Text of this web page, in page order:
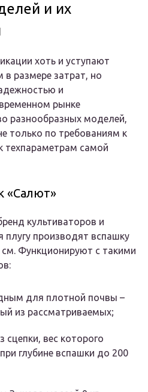
и их
хоть и уступают
размере затрат, но
и
рынке
разнообразных моделей,
только по требованиям к
техпараметрам самой
«Салют»
культиваторов и
производят вспашку
Функционируют с такими
для плотной почвы –
из рассматриваемых;
сцепки, вес которого
глубине вспашки до 200